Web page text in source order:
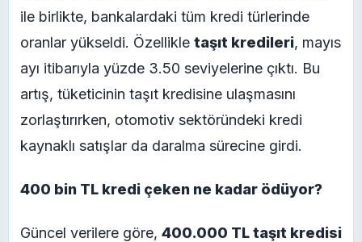
ile birlikte, bankalardaki tüm kredi türlerinde
oranlar yükseldi. Özellikle taşıt kredileri, mayıs
ayı itibarıyla yüzde 3.50 seviyelerine çıktı. Bu
artış, tüketicinin taşıt kredisine ulaşmasını
zorlaştırırken, otomotiv sektöründeki kredi
kaynaklı satışlar da daralma sürecine girdi.
400 bin TL kredi çeken ne kadar ödüyor?
Güncel verilere göre, 400.000 TL taşıt kredisi